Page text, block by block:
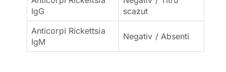
IgG
scazut
Anticorpi Rickettsia
IgM
Negativ / Absenti